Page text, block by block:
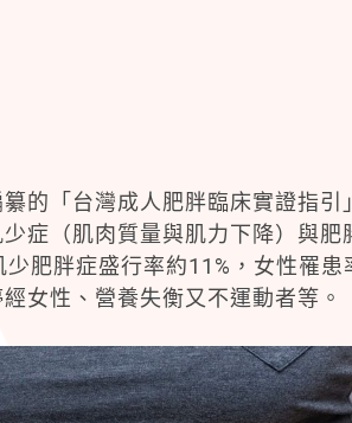
的「台灣成人肥胖臨床實證指
症（肌肉質量與肌力下降）與
肥胖症盛行率約11%，女性罹
女性、營養失衡又不運動者等。